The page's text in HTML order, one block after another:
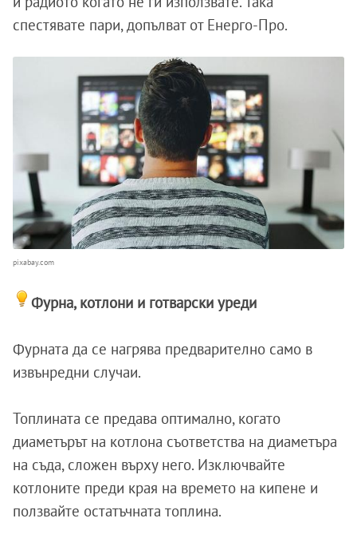
спестявате пари, допълват от Енерго-Про.
pixabay.com
Фурна, котлони и готварски уреди
Фурната да се нагрява предварително само в
извънредни случаи.
Топлината се предава оптимално, когато
диаметърът на котлона съответства на диаметъра
на съда, сложен върху него. Изключвайте
котлоните преди края на времето на кипене и
ползвайте остатъчната топлина.